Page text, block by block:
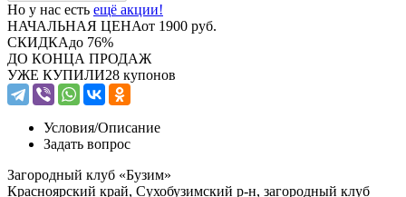
Но у нас есть ещё акции!
НАЧАЛЬНАЯ ЦЕНАот 1900 руб.
СКИДКАдо 76%
ДО КОНЦА ПРОДАЖ
УЖЕ КУПИЛИ28 купонов
Условия/Описание
Задать вопрос
Загородный клуб «Бузим»
Красноярский край, Сухобузимский р-н, загородный клуб